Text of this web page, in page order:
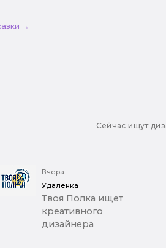
→
Сейчас ищут
Вчера
Удаленка
Твоя Полка ищет
креативного
дизайнера